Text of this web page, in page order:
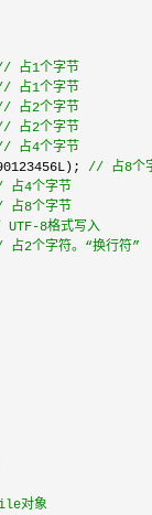
占1个字节
占1个字节
占2个字节
占2个字节
占4个字节
// 占8
占4个字节
占8个字节
UTF-8格式写入
占2个字符。“换行符”
对象